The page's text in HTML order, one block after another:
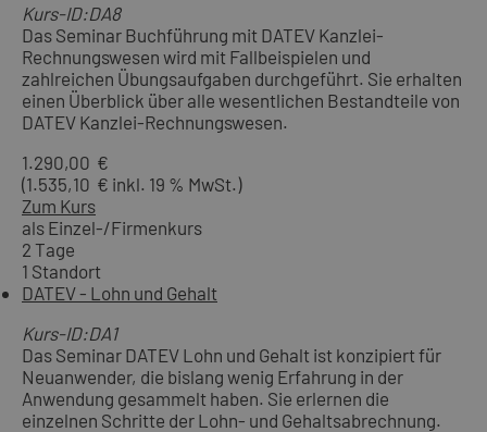
Kurs-ID:DA8
Das Seminar Buchführung mit DATEV Kanzlei-
Rechnungswesen wird mit Fallbeispielen und
zahlreichen Übungsaufgaben durchgeführt. Sie erhalten
einen Überblick über alle wesentlichen Bestandteile von
DATEV Kanzlei-Rechnungswesen.
1.290,00 €
(1.535,10 € inkl. 19 % MwSt.)
Zum Kurs
als Einzel-/Firmenkurs
2 Tage
1 Standort
DATEV - Lohn und Gehalt
Kurs-ID:DA1
Das Seminar DATEV Lohn und Gehalt ist konzipiert für
Neuanwender, die bislang wenig Erfahrung in der
Anwendung gesammelt haben. Sie erlernen die
einzelnen Schritte der Lohn- und Gehaltsabrechnung.